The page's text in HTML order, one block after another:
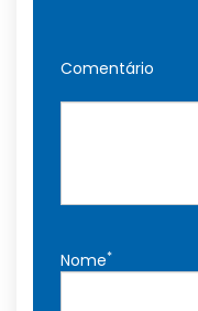
Comentário
Nome*